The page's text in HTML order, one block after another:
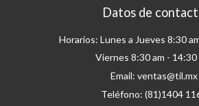
Datos de
Horarios: Lunes a Jueves 8:30
Viernes 8:30 am - 14:30
Email: ventas@til.mx
Teléfono: (81)1404